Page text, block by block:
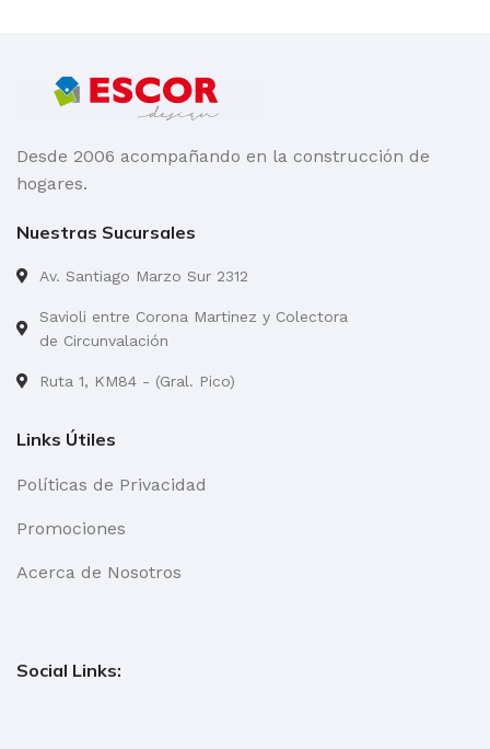
Desde 2006 acompañando en la construcción de
hogares.
Nuestras Sucursales
Av. Santiago Marzo Sur 2312
Savioli entre Corona Martinez y Colectora
de Circunvalación
Ruta 1, KM84 - (Gral. Pico)
Links Útiles
Políticas de Privacidad
Promociones
Acerca de Nosotros
Social Links: